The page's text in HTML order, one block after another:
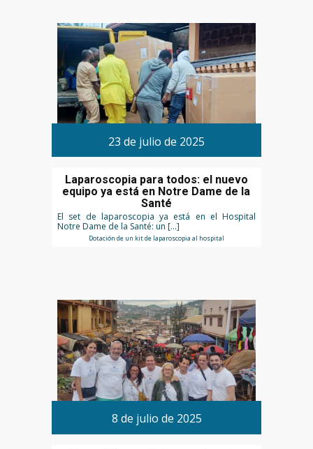
23 de julio de 2025
Laparoscopia para todos: el nuevo
equipo ya está en Notre Dame de la
Santé
El set de laparoscopia ya está en el Hospital
Notre Dame de la Santé: un […]
Dotación de un kit de laparoscopia al hospital
8 de julio de 2025